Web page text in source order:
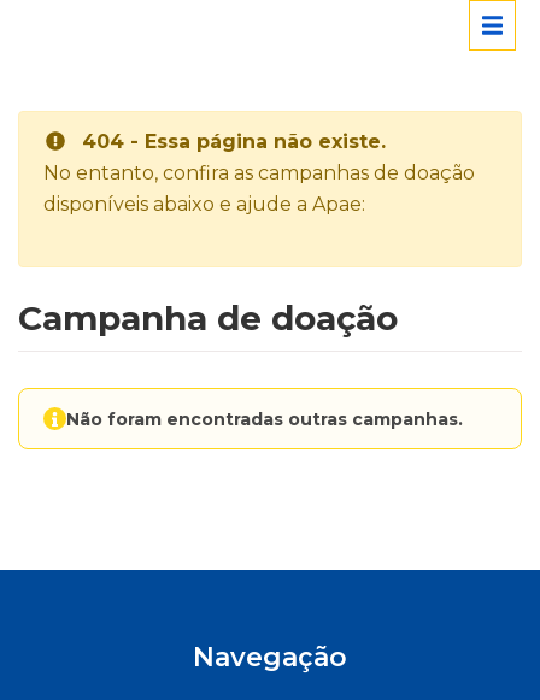
404 - Essa página não existe.
No entanto, confira as campanhas de doação
disponíveis abaixo e ajude a Apae:
Campanha de doação
Não foram encontradas outras campanhas.
Navegação